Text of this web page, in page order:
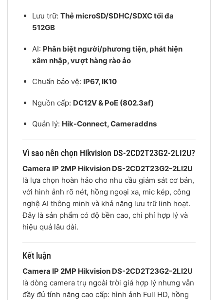
Lưu trữ: Thẻ microSD/SDHC/SDXC tối đa
512GB
AI: Phân biệt người/phương tiện, phát hiện
xâm nhập, vượt hàng rào ảo
Chuẩn bảo vệ: IP67, IK10
Nguồn cấp: DC12V & PoE (802.3af)
Quản lý: Hik-Connect, Cameraddns
Vì sao nên chọn Hikvision DS-2CD2T23G2-2LI2U?
Camera IP 2MP Hikvision DS-2CD2T23G2-2LI2U
là lựa chọn hoàn hảo cho nhu cầu giám sát cơ bản,
với hình ảnh rõ nét, hồng ngoại xa, mic kép, công
nghệ AI thông minh và khả năng lưu trữ linh hoạt.
Đây là sản phẩm có độ bền cao, chi phí hợp lý và
hiệu quả lâu dài.
Kết luận
Camera IP 2MP Hikvision DS-2CD2T23G2-2LI2U
là dòng camera trụ ngoài trời giá hợp lý nhưng vẫn
đầy đủ tính năng cao cấp: hình ảnh Full HD, hồng